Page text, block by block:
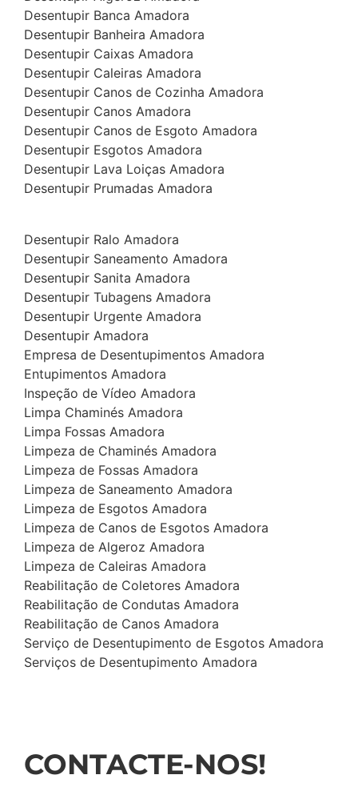
Desentupir Banca Amadora
Desentupir Banheira Amadora
Desentupir Caixas Amadora
Desentupir Caleiras Amadora
Desentupir Canos de Cozinha Amadora
Desentupir Canos Amadora
Desentupir Canos de Esgoto Amadora
Desentupir Esgotos Amadora
Desentupir Lava Loiças Amadora
Desentupir Prumadas Amadora
Desentupir Ralo Amadora
Desentupir Saneamento Amadora
Desentupir Sanita Amadora
Desentupir Tubagens Amadora
Desentupir Urgente Amadora
Desentupir Amadora
Empresa de Desentupimentos Amadora
Entupimentos Amadora
Inspeção de Vídeo Amadora
Limpa Chaminés Amadora
Limpa Fossas Amadora
Limpeza de Chaminés Amadora
Limpeza de Fossas Amadora
Limpeza de Saneamento Amadora
Limpeza de Esgotos Amadora
Limpeza de Canos de Esgotos Amadora
Limpeza de Algeroz Amadora
Limpeza de Caleiras Amadora
Reabilitação de Coletores Amadora
Reabilitação de Condutas Amadora
Reabilitação de Canos Amadora
Serviço de Desentupimento de Esgotos Amadora
Serviços de Desentupimento Amadora
CONTACTE-NOS!